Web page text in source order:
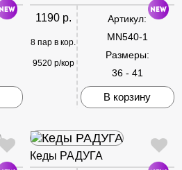
1190 р.
8 пар в кор.
9520 р/кор
Артикул:
MN540-1
Размеры:
36 - 41
В корзину
Кеды РАДУГА